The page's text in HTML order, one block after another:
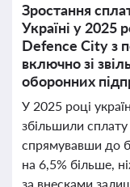
Зростання
Україні у 2025
Defence City з
включно зі
оборонних
У 2025 році
збільшили сплату
спрямувавши до
на 6,5% більше,
за внесками